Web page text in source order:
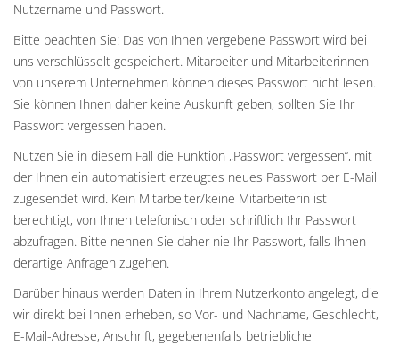
Nutzername und Passwort.
Bitte beachten Sie: Das von Ihnen vergebene Passwort wird bei
uns verschlüsselt gespeichert. Mitarbeiter und Mitarbeiterinnen
von unserem Unternehmen können dieses Passwort nicht lesen.
Sie können Ihnen daher keine Auskunft geben, sollten Sie Ihr
Passwort vergessen haben.
Nutzen Sie in diesem Fall die Funktion „Passwort vergessen“, mit
der Ihnen ein automatisiert erzeugtes neues Passwort per E-Mail
zugesendet wird. Kein Mitarbeiter/keine Mitarbeiterin ist
berechtigt, von Ihnen telefonisch oder schriftlich Ihr Passwort
abzufragen. Bitte nennen Sie daher nie Ihr Passwort, falls Ihnen
derartige Anfragen zugehen.
Darüber hinaus werden Daten in Ihrem Nutzerkonto angelegt, die
wir direkt bei Ihnen erheben, so Vor- und Nachname, Geschlecht,
E-Mail-Adresse, Anschrift, gegebenenfalls betriebliche